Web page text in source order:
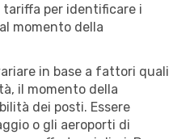
per identificare i
momento della
in base a fattori quali
il momento della
dei posti. Essere
o gli aeroporti di